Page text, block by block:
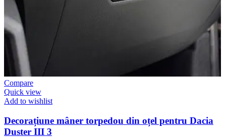
Compare
Quick view
Add to wishlist
Decorațiune mâner torpedou din oțel pentru Dacia
Duster III 3